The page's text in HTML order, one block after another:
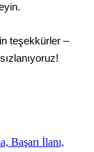
.
in teşekkürler –
ızlanıyoruz!
Başarı İlanı,